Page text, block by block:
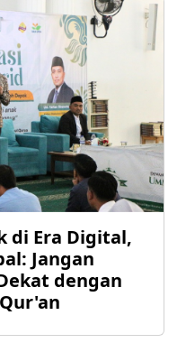
di Era Digital,
Jangan
dengan